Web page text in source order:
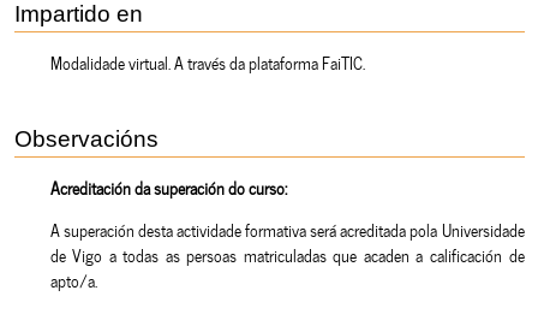
Impartido en
Modalidade virtual. A través da plataforma FaiTIC.
Observacións
Acreditación da superación do curso:
A superación desta actividade formativa será acreditada pola Universidade
de Vigo a todas as persoas matriculadas que acaden a calificación de
apto/a.